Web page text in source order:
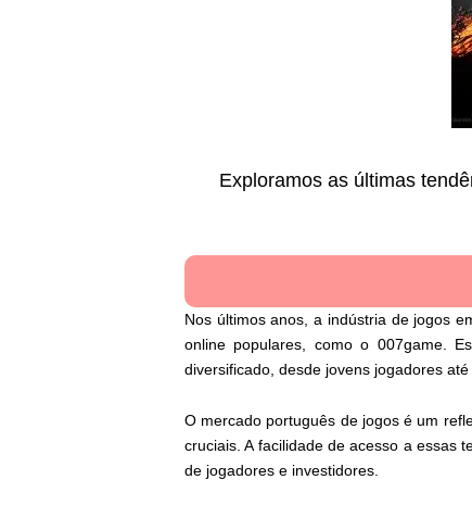
Exploramos as últimas
Nos últimos anos, a indústria de jogos
online populares, como o 007game.
diversificado, desde jovens jogadores
O mercado português de jogos é um
cruciais. A facilidade de acesso a essas
de jogadores e investidores.